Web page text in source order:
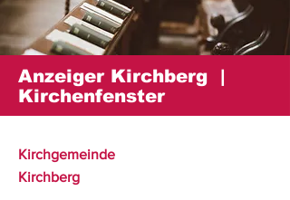
Anzeiger Kirchberg |
Kirchenfenster
Kirchgemeinde
Kirchberg